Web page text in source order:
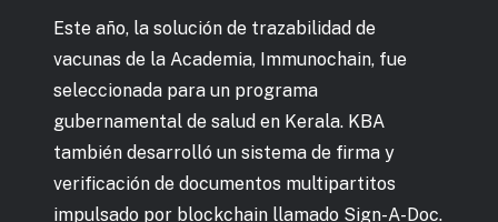
Este año, la solución de trazabilidad de
vacunas de la Academia, Immunochain, fue
seleccionada para un programa
gubernamental de salud en Kerala. KBA
también desarrolló un sistema de firma y
verificación de documentos multipartitos
impulsado por blockchain llamado Sign-A-Doc.